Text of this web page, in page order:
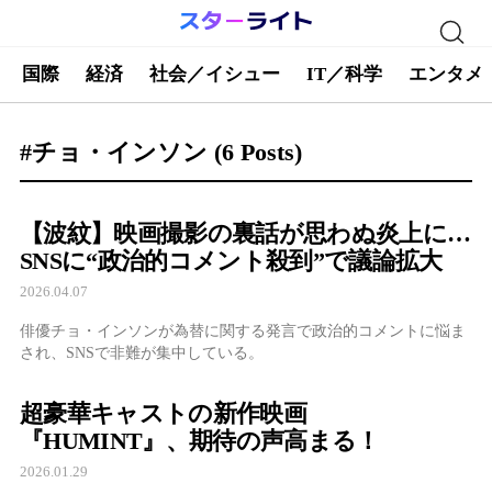
国際 経済 社会／イシュー IT／科学 エンタメ
#チョ・インソン (6 Posts)
【波紋】映画撮影の裏話が思わぬ炎上に…
SNSに“政治的コメント殺到”で議論拡大
2026.04.07
俳優チョ・インソンが為替に関する発言で政治的コメントに悩ま
され、SNSで非難が集中している。
超豪華キャストの新作映画
『HUMINT』、期待の声高まる！
2026.01.29